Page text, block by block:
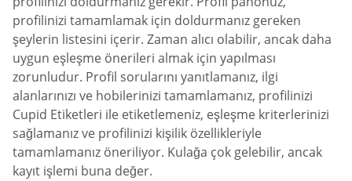
profilinizi tamamlamak için doldurmanız gereken
şeylerin listesini içerir. Zaman alıcı olabilir, ancak daha
uygun eşleşme önerileri almak için yapılması
zorunludur. Profil sorularını yanıtlamanız, ilgi
alanlarınızı ve hobilerinizi tamamlamanız, profilinizi
Cupid Etiketleri ile etiketlemeniz, eşleşme kriterlerinizi
sağlamanız ve profilinizi kişilik özellikleriyle
tamamlamanız öneriliyor. Kulağa çok gelebilir, ancak
kayıt işlemi buna değer.